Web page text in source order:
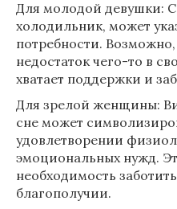
Для молодой девушки:
холодильник, может
потребности.
недостаток чего-то в
хватает поддержки и
Для зрелой женщины:
сне может
удовлетворении
эмоциональных нужд.
необходимость
благополучии.